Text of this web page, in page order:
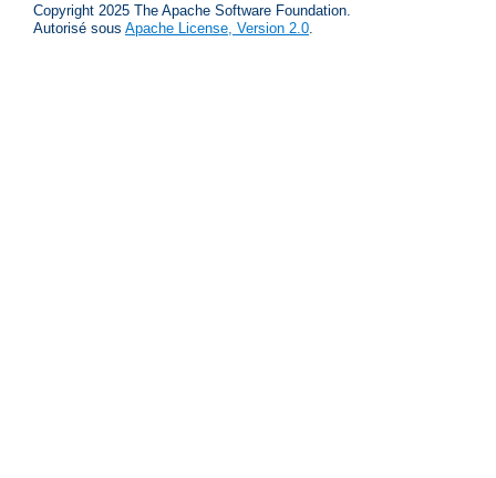
Copyright 2025 The Apache Software Foundation.
Autorisé sous Apache License, Version 2.0